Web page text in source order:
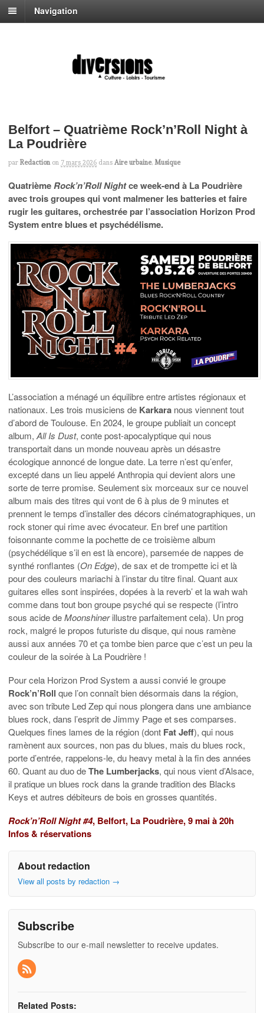
Navigation
Belfort – Quatrième Rock’n’Roll Night à
La Poudrière
par Redaction on 7 mars 2026 dans Aire urbaine, Musique
QuatrièmeRock’n’Roll Nightce week-end à La Poudrière
avec trois groupes qui vont malmener les batteries et faire
rugir les guitares, orchestrée par l’association Horizon Prod
System entre blues et psychédélisme.
L’association a ménagé un équilibre entre artistes régionaux et
nationaux. Les trois musiciens de Karkara nous viennent tout
d’abord de Toulouse. En 2024, le groupe publiait un concept
album, All Is Dust, conte post-apocalyptique qui nous
transportait dans un monde nouveau après un désastre
écologique annoncé de longue date. La terre n’est qu’enfer,
excepté dans un lieu appelé Anthropia qui devient alors une
sorte de terre promise. Seulement six morceaux sur ce nouvel
album mais des titres qui vont de 6 à plus de 9 minutes et
prennent le temps d’installer des décors cinématographiques, un
rock stoner qui rime avec évocateur. En bref une partition
foisonnante comme la pochette de ce troisième album
(psychédélique s’il en est là encore), parsemée de nappes de
synthé ronflantes (On Edge), de sax et de trompette ici et là
pour des couleurs mariachi à l’instar du titre final. Quant aux
guitares elles sont inspirées, dopées à la reverb’ et la wah wah
comme dans tout bon groupe psyché qui se respecte (l’intro
sous acide deMoonshinerillustre parfaitement cela). Un prog
rock, malgré le propos futuriste du disque, qui nous ramène
aussi aux années 70 et ça tombe bien parce que c’est un peu la
couleur de la soirée à La Poudrière !
Pour cela Horizon Prod System a aussi convié le groupe
Rock’n’Roll que l’on connaît bien désormais dans la région,
avec son tribute Led Zep qui nous plongera dans une ambiance
blues rock, dans l’esprit de Jimmy Page et ses comparses.
Quelques fines lames de la région (dont Fat Jeff), qui nous
ramènent aux sources, non pas du blues, mais du blues rock,
porte d’entrée, rappelons-le, du heavy metal à la fin des années
60. Quant au duo deThe Lumberjacks, qui nous vient d’Alsace,
il pratique un blues rock dans la grande tradition des Blacks
Keys et autres débiteurs de bois en grosses quantités.
Rock’n’Roll Night #4, Belfort, La Poudrière, 9 mai à 20h
Infos & réservations
About redaction
View all posts by redaction →
Subscribe
Subscribe to our e-mail newsletter to receive updates.
Related Posts: